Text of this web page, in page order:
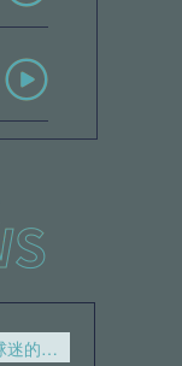
昼夜错位：世界杯北美时区如何“撕裂”欧洲球迷的生理时钟